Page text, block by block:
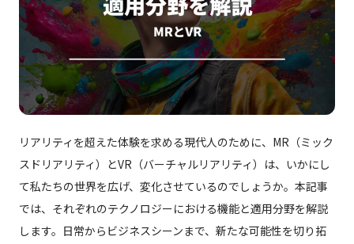
リアリティを超えた体験を求める現代人のために、MR（ミック
スドリアリティ）とVR（バーチャルリアリティ）は、いかにし
て私たちの世界を広げ、変化させているのでしょうか。本記事
では、それぞれのテクノロジーにおける機能と適用分野を解説
します。日常からビジネスシーンまで、新たな可能性を切り拓
3DCGのサイト制作はこちら
CG制作パートナー募集
会社概要
お問い合わせ
資料ダウンロード